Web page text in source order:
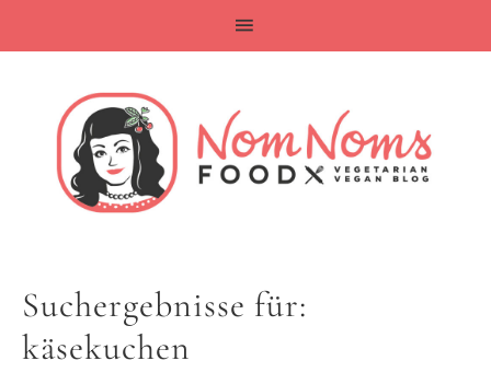
Suchergebnisse für:
käsekuchen